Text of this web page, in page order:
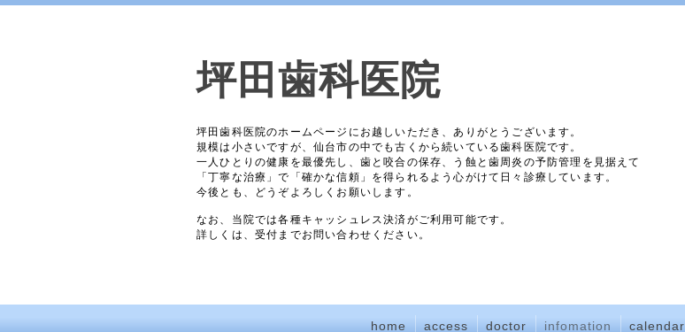
坪田歯科医院
坪田歯科医院のホームページにお越しいただき、ありがとうございます。
規模は小さいですが、仙台市の中でも古くから続いている歯科医院です。
一人ひとりの健康を最優先し、歯と咬合の保存、う蝕と歯周炎の予防管理を見据えて
「丁寧な治療」で「確かな信頼」を得られるよう心がけて日々診療しています。
今後とも、どうぞよろしくお願いします。
なお、当院では各種キャッシュレス決済がご利用可能です。
詳しくは、受付までお問い合わせください。
home access doctor infomation calendar